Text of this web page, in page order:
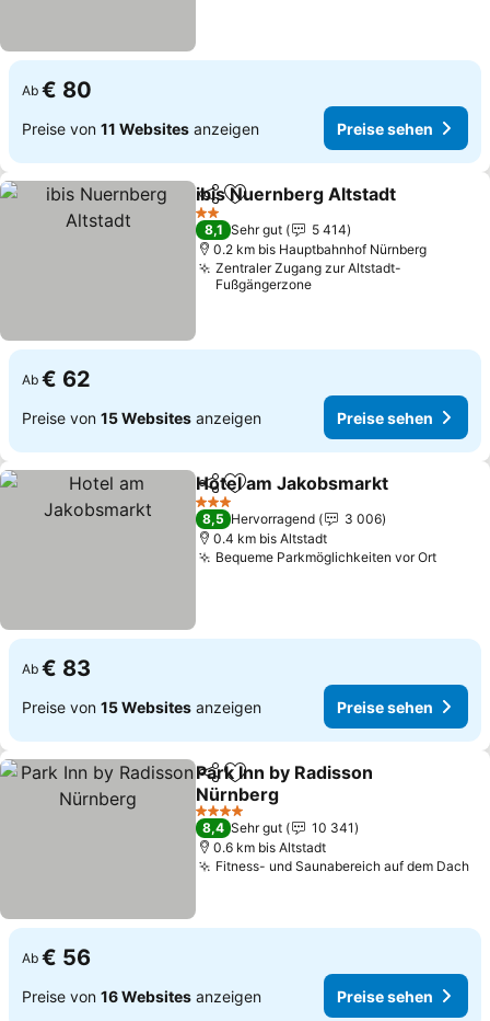
Ab € 80
Preise von 11 Websites anzeigen Preise sehen
TeilenZu Favoriten hinzufügen
ibis Nuernberg Altstadt
2 Sterne
8,1 Sehr gut
5 414
0.2 km bis Hauptbahnhof Nürnberg
Zentraler Zugang zur Altstadt-
Fußgängerzone
Ab € 62
Preise von 15 Websites anzeigen Preise sehen
TeilenZu Favoriten hinzufügen
Hotel am Jakobsmarkt
3 Sterne
8,5 Hervorragend
3 006
0.4 km bis Altstadt
Bequeme Parkmöglichkeiten vor Ort
Ab € 83
Preise von 15 Websites anzeigen Preise sehen
TeilenZu Favoriten hinzufügen
Park Inn by Radisson
Nürnberg
Preise sehen
4 Sterne
8,4 Sehr gut
10 341
0.6 km bis Altstadt
Fitness- und Saunabereich auf dem Dach
Ab € 56
Preise von 16 Websites anzeigen Preise sehen